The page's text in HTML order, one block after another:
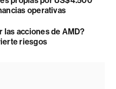
operativas
las acciones de AMD?
riesgos